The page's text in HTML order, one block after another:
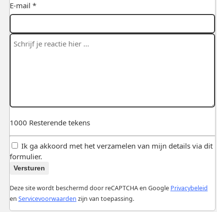
E-mail *
1000 Resterende tekens
Ik ga akkoord met het verzamelen van mijn details via dit
formulier.
Versturen
Deze site wordt beschermd door reCAPTCHA en Google Privacybeleid
en Servicevoorwaarden zijn van toepassing.